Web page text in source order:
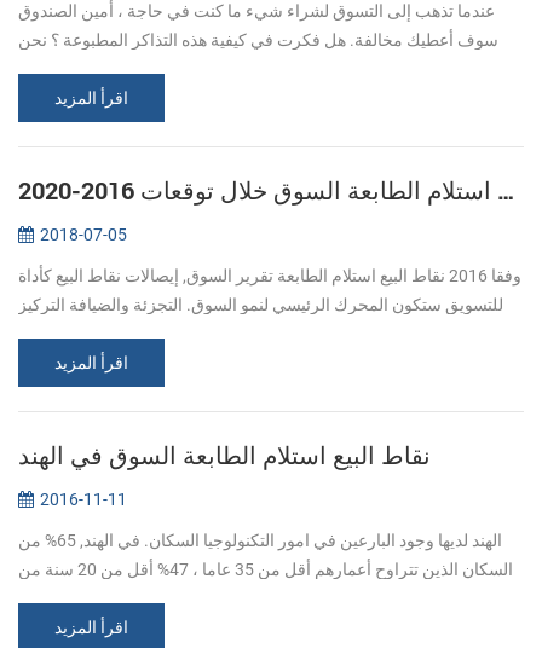
عندما تذهب إلى التسوق لشراء شيء ما كنت في حاجة ، أمين الصندوق
سوف أعطيك مخالفة. هل فكرت في كيفية هذه التذاكر المطبوعة ؟ نحن
من الور...
اقرأ المزيد
العالمية نقاط البيع استلام الطابعة السوق خلال توقعات 2016-2020
2018-07-05
وفقا 2016 نقاط البيع استلام الطابعة تقرير السوق, إيصالات نقاط البيع كأداة
للتسويق ستكون المحرك الرئيسي لنمو السوق. التجزئة والضيافة التركيز
اقرأ المزيد
نقاط البيع استلام الطابعة السوق في الهند
2016-11-11
الهند لديها وجود البارعين في امور التكنولوجيا السكان. في الهند, 65% من
السكان الذين تتراوح أعمارهم أقل من 35 عاما ، 47% أقل من 20 سنة من
اقرأ المزيد